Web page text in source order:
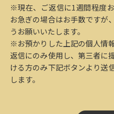
※現在、ご返信に1週間程度
お急ぎの場合はお手数ですが
うお願いいたします。
※お預かりした上記の個人情
返信にのみ使用し、第三者に
ける方のみ下記ボタンより送
します。